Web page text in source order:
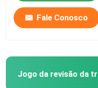
Fale Conosco